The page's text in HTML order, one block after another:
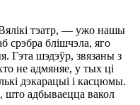
тэатр, — ужо нашы
срэбра блішчэла, яго
Гэта шэдэўр, звязаны з
не адмяняе, у тых ці
дэкарацыі і касцюмы.
што адбываецца вакол